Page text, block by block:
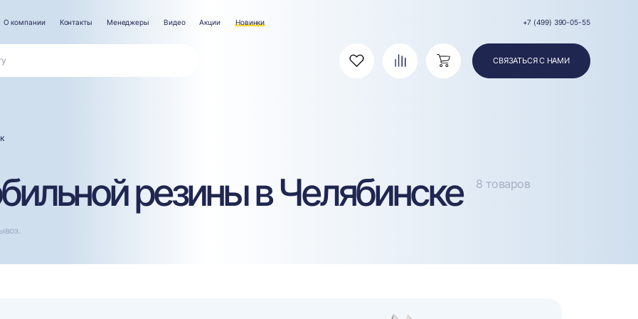
О компании Контакты Менеджеры Видео Акции Новинки +7 (499) 390-05-55
Избранное СравнениеКорзина СВЯЗАТЬСЯ С НАМИ
резины в Челябинске 8 товаров